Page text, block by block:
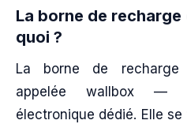
La borne de
quoi ?
La borne de
appelée wallbox —
électronique dédié. Elle